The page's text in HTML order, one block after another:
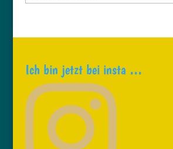
Ich bin jetzt bei insta …